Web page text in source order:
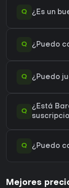
Q ¿Es un
Q ¿Puedo
Q ¿Puedo
Q
¿Está
Q ¿Puedo
Mejores